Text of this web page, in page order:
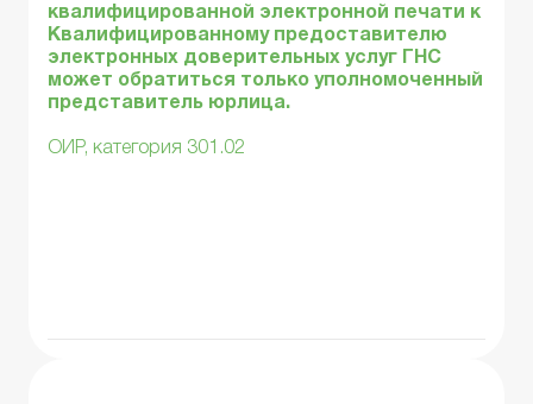
квалифицированной электронной печати к
Квалифицированному предоставителю
электронных доверительных услуг ГНС
может обратиться только уполномоченный
представитель юрлица.
ОИР, категория 301.02